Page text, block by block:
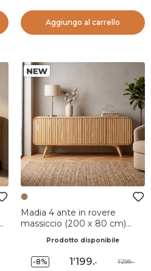
Aggiungo al carrello
Madia 4 ante in rovere
massiccio (200 x 80 cm)
Prodotto disponibile
-8% 1’199.- 1’299.-